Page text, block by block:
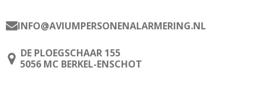
INFO@AVIUMPERSONENALARMERING.NL
DE PLOEGSCHAAR 155
5056 MC BERKEL-ENSCHOT